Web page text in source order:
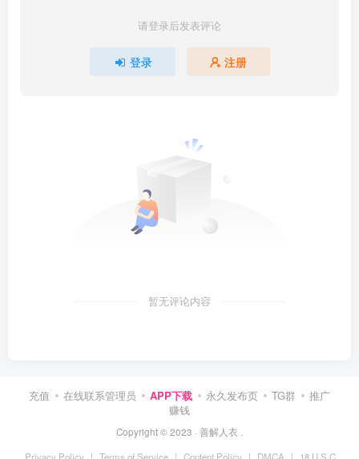
请登录后发表评论
登录 注册
暂无评论内容
充值 在线联系管理员 APP下载 永久发布页 TG群
推广
赚钱
Copyright © 2023 · 善解人衣